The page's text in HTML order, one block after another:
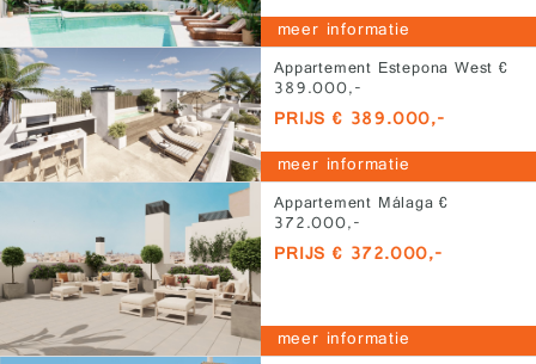
meer informatie
Appartement Estepona West €
389.000,-
PRIJS € 389.000,-
meer informatie
Appartement Málaga €
372.000,-
PRIJS € 372.000,-
meer informatie